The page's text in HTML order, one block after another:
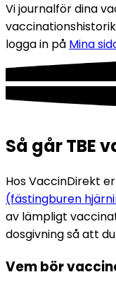
Vi journalför dina
logga in på Mina
Så går TBE
Hos VaccinDirekt
(fästingburen
av lämpligt
dosgivning så att
Vem bör